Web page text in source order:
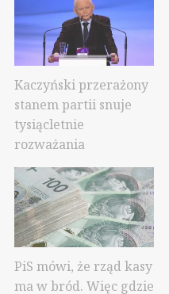
Kaczyński przerażony
stanem partii snuje
tysiącletnie
rozważania
PiS mówi, że rząd kasy
ma w bród. Więc gdzie